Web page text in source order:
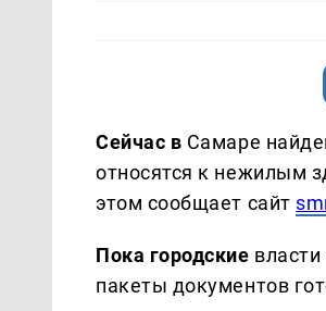
Сейчас в Самаре
относятся к нежилым
этом сообщает сайт
Пока городские
пакеты документов